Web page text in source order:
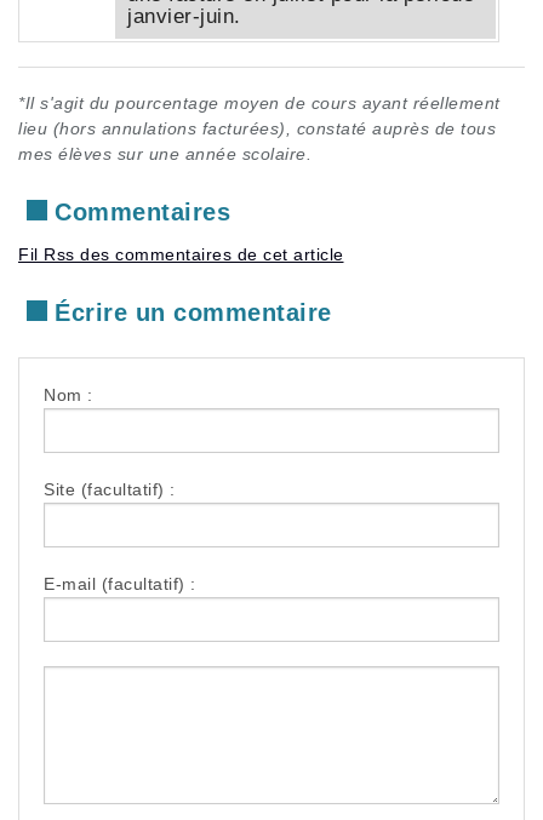
janvier-juin.
*Il s'agit du pourcentage moyen de cours ayant réellement
lieu (hors annulations facturées), constaté auprès de tous
mes élèves sur une année scolaire.
Commentaires
Fil Rss des commentaires de cet article
Écrire un commentaire
Nom :
Site (facultatif) :
E-mail (facultatif) :